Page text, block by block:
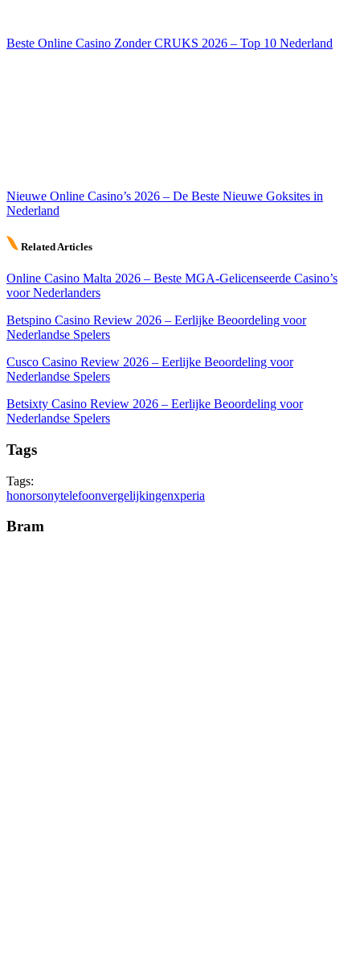
Beste Online Casino Zonder CRUKS 2026 – Top 10 Nederland
Nieuwe Online Casino’s 2026 – De Beste Nieuwe Goksites in
Nederland
Related Articles
Online Casino Malta 2026 – Beste MGA-Gelicenseerde Casino’s
voor Nederlanders
Betspino Casino Review 2026 – Eerlijke Beoordeling voor
Nederlandse Spelers
Cusco Casino Review 2026 – Eerlijke Beoordeling voor
Nederlandse Spelers
Betsixty Casino Review 2026 – Eerlijke Beoordeling voor
Nederlandse Spelers
Tags
Tags:
honorsonytelefoonvergelijkingenxperia
Bram